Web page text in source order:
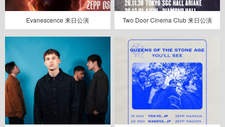
Evanescence 来日公演 Two Door Cinema Club 来日公演